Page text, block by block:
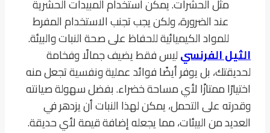
مثل الحشرات. يمكن استخدام المبيدات الحشرية
عند الضرورة، ولكن يجب تجنب الاستخدام المفرط
للمواد الكيميائية للحفاظ على صحة النبات والبيئة.
الثيل الفرنسيليس فقط يضيف جمالًا وفخامة
لحديقتك، بل يوفر أيضًا فوائد عملية ونفسية تجعل منه
اختيارًا ممتازًا لأي مساحة خضراء. بفضل سهولة صيانته
وقدرته على التحمل، يمكن لهذا النبات أن يزدهر في
العديد من البيئات، مما يجعله إضافة قيمة لأي حديقة.